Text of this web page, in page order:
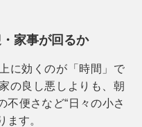
家事が回るか
に効くのが「時間」で
の良し悪しよりも、 朝
不便さ など“日々の小さ
ます。